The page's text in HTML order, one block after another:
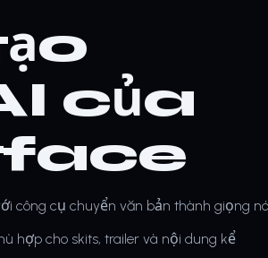
của
công cụ chuyển văn bản thành giọng
hợp cho skits, trailer và nội dung kể